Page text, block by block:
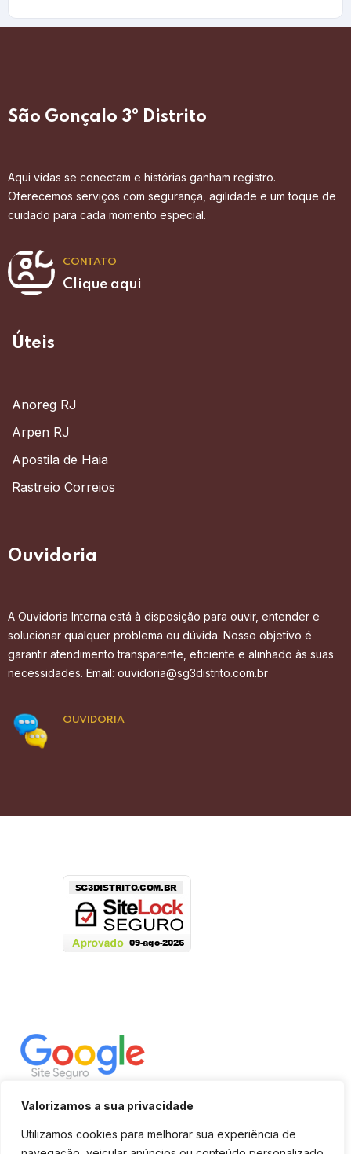
Valorizamos a sua privacidade
Utilizamos cookies para melhorar sua experiência de
São Gonçalo 3º Distrito
Aqui vidas se conectam e histórias ganham registro.
Oferecemos serviços com segurança, agilidade e um toque de
cuidado para cada momento especial.
CONTATO
Clique aqui
Úteis
Anoreg RJ
Arpen RJ
Apostila de Haia
Rastreio Correios
Ouvidoria
A Ouvidoria Interna está à disposição para ouvir, entender e
solucionar qualquer problema ou dúvida. Nosso objetivo é
garantir atendimento transparente, eficiente e alinhado às suas
necessidades. Email: ouvidoria@sg3distrito.com.br
OUVIDORIA